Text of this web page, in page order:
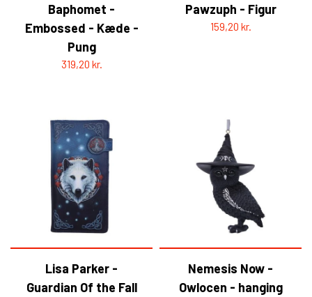
Baphomet -
Embossed - Kæde -
Pung
319,20 kr.
Pawzuph - Figur
159,20 kr.
Lisa Parker -
Guardian Of the Fall
Nemesis Now -
Owlocen - hanging